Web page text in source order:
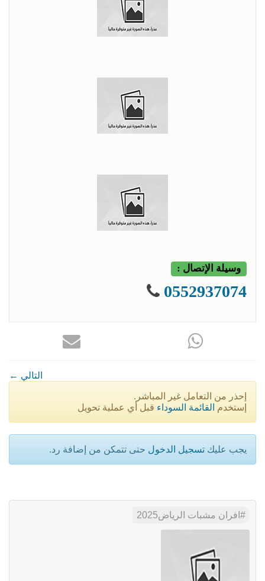
وسيلة الإتصال :
0552937074
← التالي
إحذر من التعامل غير المباشر.
إستخدم القائمة السوداء قبل أي عملية تحويل
يجب عليك تسجيل الدخول حتى تتمكن من إضافة رد.
افران مشبات الرياض2025